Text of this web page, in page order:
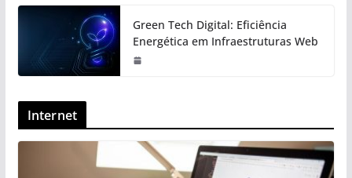
Green Tech Digital: Eficiência
Energética em Infraestruturas Web
Internet